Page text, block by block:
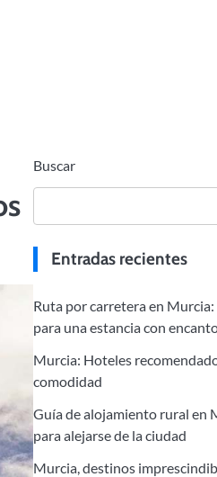
Buscar
Entradas recientes
Ruta por carretera en
para una estancia con
Murcia: Hoteles
comodidad
Guía de alojamiento rural en
para alejarse de la ciudad
Murcia, destinos